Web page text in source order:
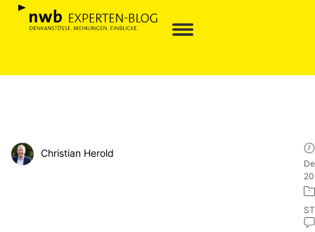
Christian Herold